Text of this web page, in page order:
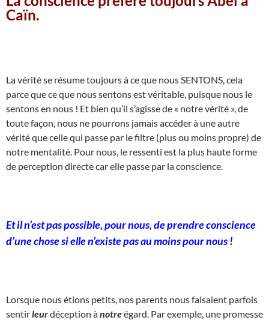
Caïn.
La vérité se résume toujours à ce que nous SENTONS, cela
parce que ce que nous sentons est véritable, puisque nous le
sentons en nous ! Et bien qu’il s’agisse de « notre vérité », de
toute façon, nous ne pourrons jamais accéder à une autre
vérité que celle qui passe par le filtre (plus ou moins propre) de
notre mentalité. Pour nous, le ressenti est la plus haute forme
de perception directe car elle passe par la conscience.
Et il n’est pas possible, pour nous, de prendre conscience
d’une chose si elle n’existe pas au moins pour nous !
Lorsque nous étions petits, nos parents nous faisaient parfois
sentirleurdéception ànotreégard. Par exemple, une promesse